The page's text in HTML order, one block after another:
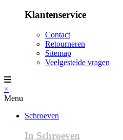
Klantenservice
Contact
Retourneren
Sitemap
Veelgestelde vragen
×
Menu
Schroeven
In Schroeven